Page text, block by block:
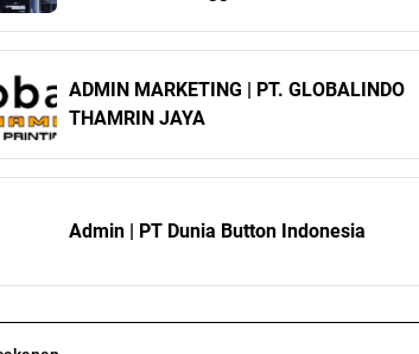
ADMIN MARKETING | PT. GLOBALINDO
THAMRIN JAYA
Admin | PT Dunia Button Indonesia